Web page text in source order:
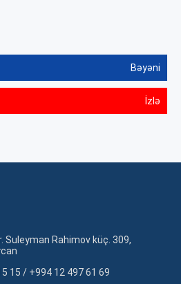
Bəyəni
İzlə
Suleyman Rahimov küç. 309,
15 / +994 12 497 61 69